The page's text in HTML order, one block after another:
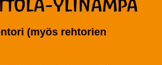
Ylinampa
(myös rehtorien